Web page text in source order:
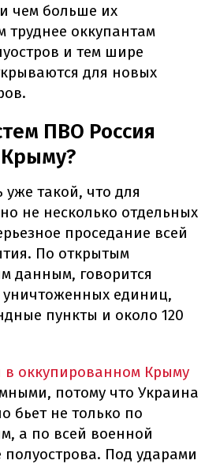
чем больше их
труднее оккупантам
и тем шире
для новых
ПВО Россия
такой, что для
не несколько отдельных
проседание всей
По открытым
данным, говорится
единиц,
пункты и около 120
в оккупированном Крыму
потому что Украина
бьет не только по
а по всей военной
полуострова. Под ударами